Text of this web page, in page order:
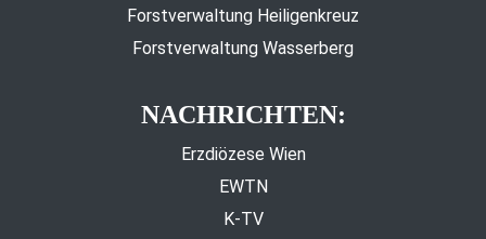
Forstverwaltung Heiligenkreuz
Forstverwaltung Wasserberg
NACHRICHTEN:
Erzdiözese Wien
EWTN
K-TV